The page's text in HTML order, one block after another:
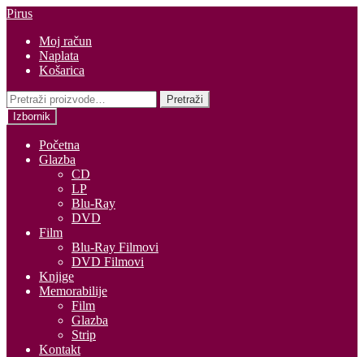
Preskoči
navigaciju
Skoči
sadržaja
Pirus
Moj račun
Naplata
Košarica
Pretraži:
Pretraži
Izbornik
Početna
Glazba
CD
LP
Blu-Ray
DVD
Film
Blu-Ray Filmovi
DVD Filmovi
Knjige
Memorabilije
Film
Glazba
Strip
Kontakt